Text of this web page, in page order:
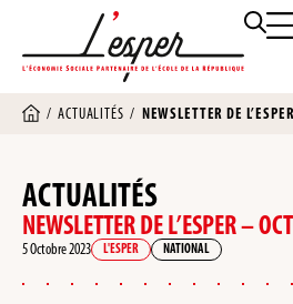
/ACTUALITÉS / NEWSLETTER DE
ACTUALITÉS
NEWSLETTER DE L’ESPER –
5 Octobre 2023 L'ESPER NATIONAL